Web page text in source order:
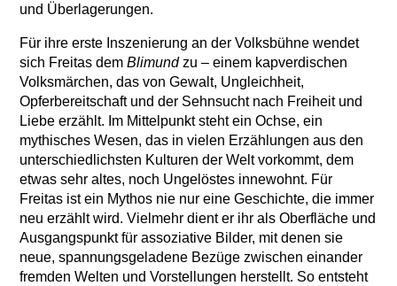
und Überlagerungen.
Für ihre erste Inszenierung an der Volksbühne wendet
sich Freitas dem Blimundzu – einem kapverdischen
Volksmärchen, das von Gewalt, Ungleichheit,
Opferbereitschaft und der Sehnsucht nach Freiheit und
Liebe erzählt. Im Mittelpunkt steht ein Ochse, ein
mythisches Wesen, das in vielen Erzählungen aus den
unterschiedlichsten Kulturen der Welt vorkommt, dem
etwas sehr altes, noch Ungelöstes innewohnt. Für
Freitas ist ein Mythos nie nur eine Geschichte, die immer
neu erzählt wird. Vielmehr dient er ihr als Oberfläche und
Ausgangspunkt für assoziative Bilder, mit denen sie
neue, spannungsgeladene Bezüge zwischen einander
fremden Welten und Vorstellungen herstellt. So entsteht